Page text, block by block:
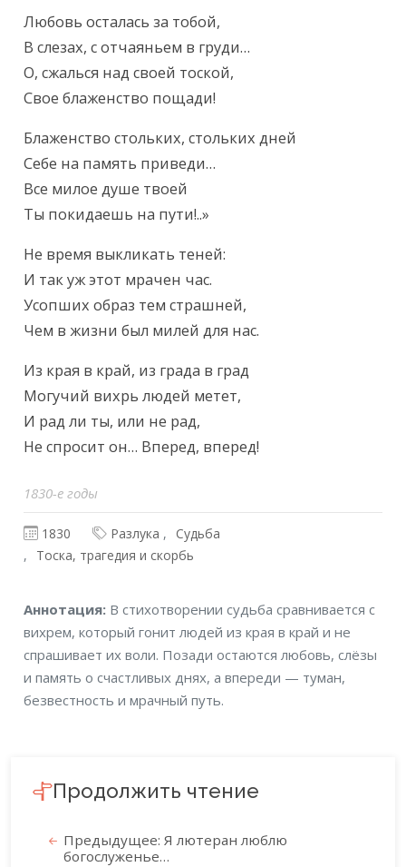
Любовь осталась за тобой,
В слезах, с отчаяньем в груди…
О, сжалься над своей тоской,
Свое блаженство пощади!
Блаженство стольких, стольких дней
Себе на память приведи…
Все милое душе твоей
Ты покидаешь на пути!..»
Не время выкликать теней:
И так уж этот мрачен час.
Усопших образ тем страшней,
Чем в жизни был милей для нас.
Из края в край, из града в град
Могучий вихрь людей метет,
И рад ли ты, или не рад,
Не спросит он… Вперед, вперед!
1830-е годы
1830 Разлука
Судьба
Тоска, трагедия и скорбь
Аннотация
Аннотация: В стихотворении судьба сравнивается с
вихрем, который гонит людей из края в край и не
спрашивает их воли. Позади остаются любовь, слёзы
и память о счастливых днях, а впереди — туман,
безвестность и мрачный путь.
Продолжить чтение
Предыдущее: Я лютеран люблю
богослуженье…